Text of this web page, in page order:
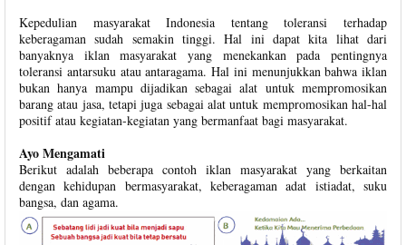
Kepedulian masyarakat Indonesia tentang toleransi terhadap
keberagaman sudah semakin tinggi. Hal ini dapat kita lihat dari
banyaknya iklan masyarakat yang menekankan pada pentingnya
toleransi antarsuku atau antaragama. Hal ini menunjukkan bahwa iklan
bukan hanya mampu dijadikan sebagai alat untuk mempromosikan
barang atau jasa, tetapi juga sebagai alat untuk mempromosikan hal-hal
positif atau kegiatan-kegiatan yang bermanfaat bagi masyarakat.
Ayo Mengamati
Berikut adalah beberapa contoh iklan masyarakat yang berkaitan
dengan kehidupan bermasyarakat, keberagaman adat istiadat, suku
bangsa, dan agama.